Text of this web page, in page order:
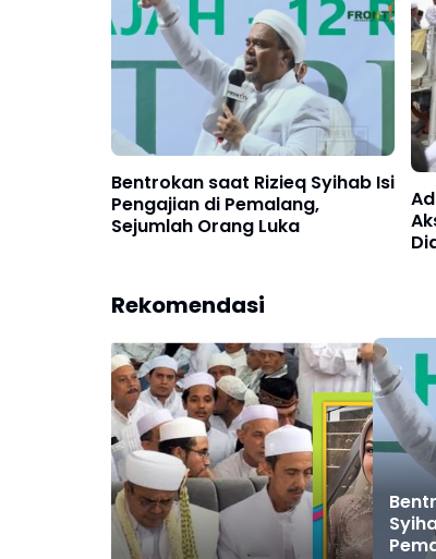
Bentrokan saat Rizieq Syihab Isi
Pengajian di Pemalang,
Sejumlah Orang Luka
Rekomendasi